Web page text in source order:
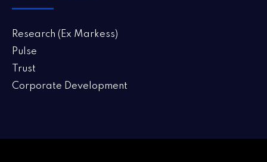
Research (Ex Markess)
Pulse
Trust
Corporate Development